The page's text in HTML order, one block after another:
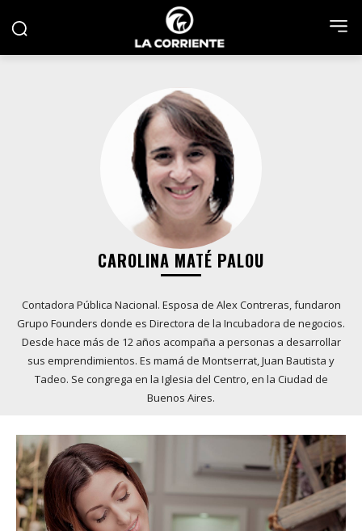
CAROLINA MATÉ PALOU
Contadora Pública Nacional. Esposa de Alex Contreras, fundaron
Grupo Founders donde es Directora de la Incubadora de negocios.
Desde hace más de 12 años acompaña a personas a desarrollar
sus emprendimientos. Es mamá de Montserrat, Juan Bautista y
Tadeo. Se congrega en la Iglesia del Centro, en la Ciudad de
Buenos Aires.